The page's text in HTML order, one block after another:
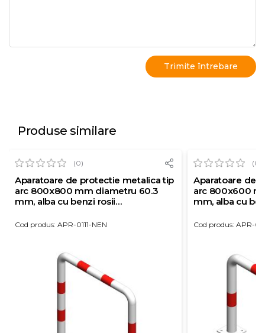
Produse similare
(0)
Aparatoare de protectie metalica tip
arc 800x800 mm diametru 60.3
mm, alba cu benzi rosii
Cod produs: APR-0111-NEN
(0)
Aparatoare de
arc 800x600
mm, alba cu
Cod produs: APR-